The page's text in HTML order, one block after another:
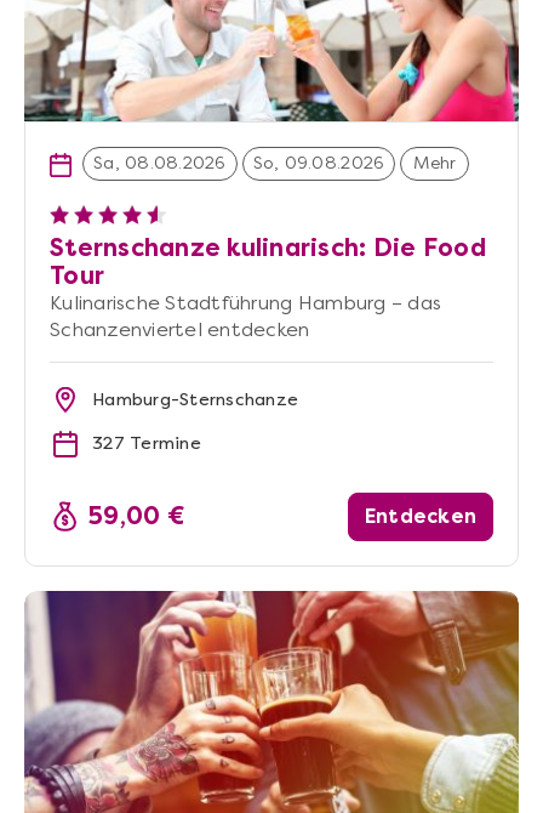
Sa, 08.08.2026 So, 09.08.2026 Mehr
Sternschanze kulinarisch: Die Food
Tour
Kulinarische Stadtführung Hamburg – das
Schanzenviertel entdecken
Hamburg-Sternschanze
327 Termine
59,00 € Entdecken